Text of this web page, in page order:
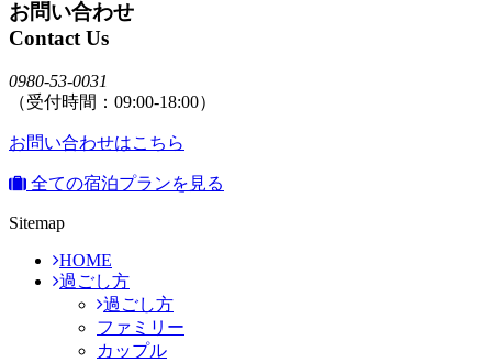
お問い合わせ
Contact Us
0980-53-0031
（受付時間：09:00-18:00）
お問い合わせはこちら
全ての宿泊プランを見る
Sitemap
HOME
過ごし方
過ごし方
ファミリー
カップル